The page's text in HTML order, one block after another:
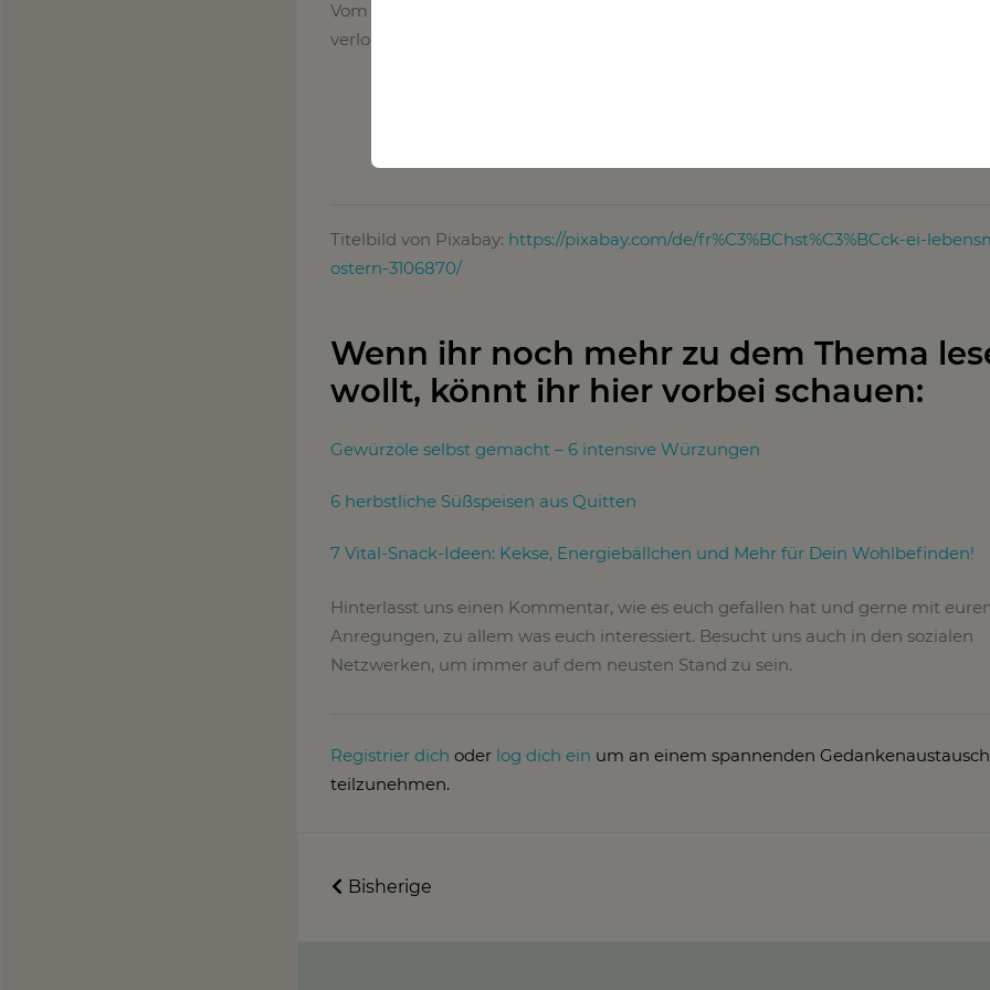
Vom Grund her ähnlich den verlorenen Eiern sind arabische Eier. Die Senfsauce
verlorenen Eiern wird hier durch eine würzige Tomatensauce ersetzt. Einfach
Titelbild von Pixabay: https://pixabay.com/de/fr%C3%BChst%C3%BCck-ei-
ostern-3106870/
Wenn ihr noch mehr zu dem Thema
wollt, könnt ihr hier vorbei schauen:
Gewürzöle selbst gemacht – 6 intensive Würzungen
6 herbstliche Süßspeisen aus Quitten
7 Vital-Snack-Ideen: Kekse, Energiebällchen und Mehr für Dein Wohlbefinden!
Hinterlasst uns einen Kommentar, wie es euch gefallen hat und gerne mit
Anregungen, zu allem was euch interessiert. Besucht uns auch in den sozialen
Netzwerken, um immer auf dem neusten Stand zu sein.
Registrier dich oder log dich ein um an einem spannenden Gedankenaustausch
teilzunehmen.
Bisherige